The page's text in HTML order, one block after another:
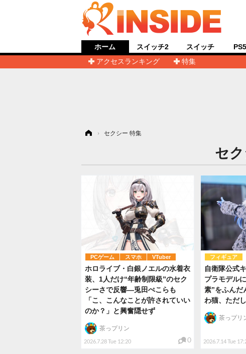
ホーム
アクセスランキング
特集
スイッチ2 スイッチ PS5
› セクシー 特集
セ
PCゲーム スマホ VTuber
ホロライブ・白銀ノエルの水着衣
装、1人だけ“年齢制限級”のセク
シーさで反響―兎田ぺこらも
「こ、こんなことが許されていい
のか？」と興奮隠せず
2026.7.28 Tue 12:20
茶っプリン
0
フィギュア
自衛隊公式
プラモデル
素”をふんだ
わ猫、ただ
2026.7.14 Tue
茶っプリ